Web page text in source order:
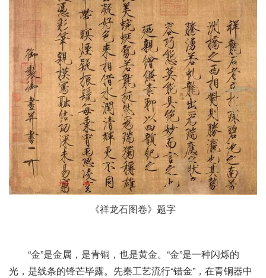
《祥龙石图卷》题字
“金”是金属，是青铜，也是黄金。“金”是一种闪烁的
光，是线条的锋芒毕露。先秦工艺流行“错金”，在青铜器中